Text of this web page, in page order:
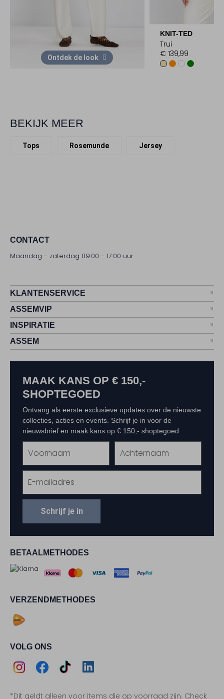
Ontdek de look
KNIT-TED
Trui
€ 139,99
BEKIJK MEER
Tops Rosemunde Jersey
CONTACT
Maandag - zaterdag 09:00 - 17:00 uur
KLANTENSERVICE
ASSEMVIP
INSPIRATIE
ASSEM
BETAALMETHODES
VERZENDMETHODES
VOLG ONS
*Dit geldt alleen voor items die op voorraad zijn. Check
MAAK KANS OP € 150,-
SHOPTEGOED
Ontvang als eerste exclusieve updates over de nieuwste
collecties, acties en events. Schrijf je in voor de
nieuwsbrief en maak kans op € 150,- shoptegoed.
Schrijf je in